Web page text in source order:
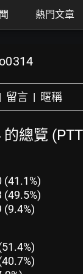
熱門文章
| 留言 | 暱稱
總覽
(41.1%)
(9.4%)